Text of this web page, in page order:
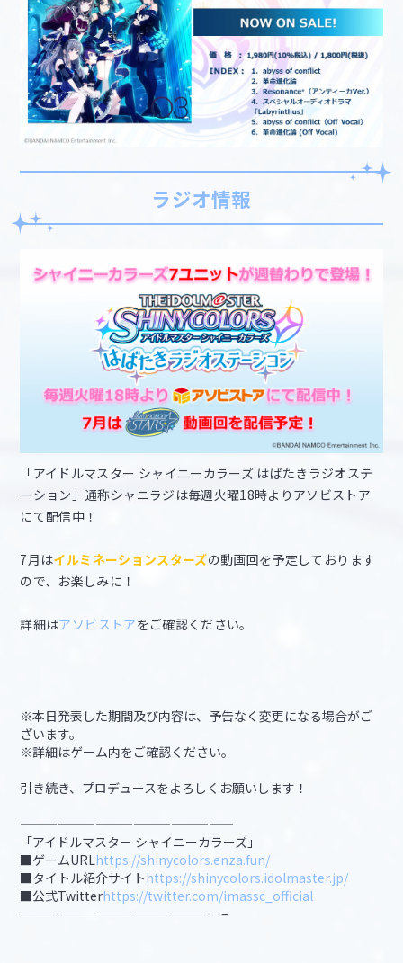
ラジオ情報
「アイドルマスター シャイニーカラーズ はばたきラジオステ
ーション」通称シャニラジは毎週火曜18時よりアソビストア
にて配信中！
7月はイルミネーションスターズの動画回を予定しております
ので、お楽しみに！
詳細はアソビストアをご確認ください。
※本日発表した期間及び内容は、予告なく変更になる場合がご
ざいます。
※詳細はゲーム内をご確認ください。
引き続き、プロデュースをよろしくお願いします！
—————————————————
「アイドルマスター シャイニーカラーズ」
■ゲームURLhttps://shinycolors.enza.fun/
■タイトル紹介サイトhttps://shinycolors.idolmaster.jp/
■公式Twitterhttps://twitter.com/imassc_official
————————————————–